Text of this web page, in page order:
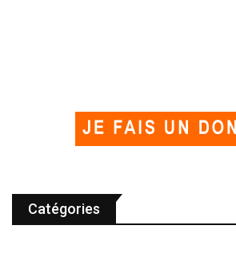
Catégories